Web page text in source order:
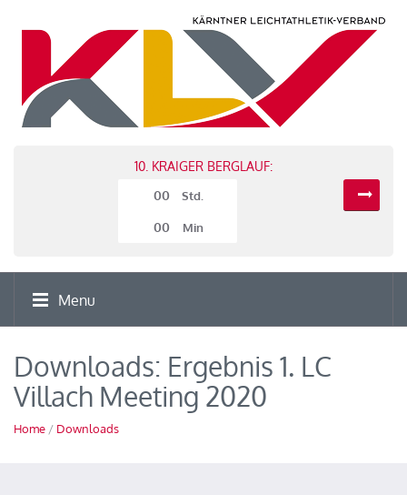
10. KRAIGER BERGLAUF:
00
Std.
00 Min
Menu
Downloads: Ergebnis 1. LC
Villach Meeting 2020
Home / Downloads